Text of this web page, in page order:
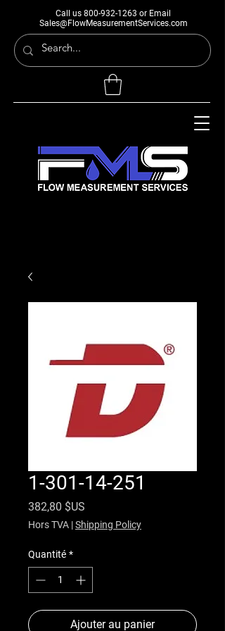
Call us 800-932-1263 or Email
Sales@FlowMeasurementServices.com
1-301-14-251
382,80 $US
Hors TVA |Shipping Policy
Quantité *
Ajouter au panier